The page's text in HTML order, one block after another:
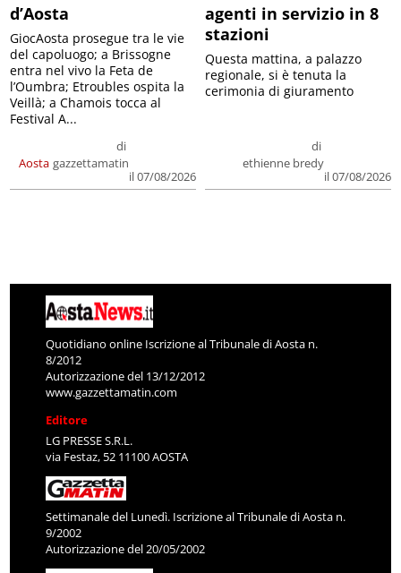
d’Aosta
Aosta
di
gazzettamatin
il 07/08/2026
GiocAosta prosegue tra le vie
del capoluogo; a Brissogne
entra nel vivo la Feta de
l’Oumbra; Etroubles ospita la
Veillà; a Chamois tocca al
Festival A...
agenti in servizio in 8
stazioni
di
ethienne bredy
il 07/08/2026
Questa mattina, a palazzo
regionale, si è tenuta la
cerimonia di giuramento
Quotidiano online Iscrizione al Tribunale di Aosta n.
8/2012
Autorizzazione del 13/12/2012
www.gazzettamatin.com
Editore
LG PRESSE S.R.L.
via Festaz, 52 11100 AOSTA
Settimanale del Lunedì. Iscrizione al Tribunale di Aosta n.
9/2002
Autorizzazione del 20/05/2002